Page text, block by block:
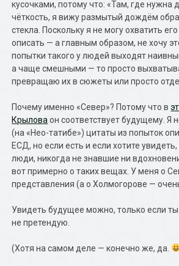
кусочками, потому что: «Там, где нужна
чёткость, я вижу размытый дождём
стекла. Поскольку я не могу охватить
описать — а главным образом, не хочу
попытки такого у людей выходят
а чаще смешными — то просто
превращаю их в сюжеты или просто
Почему именно «Север»? Потому что в
Крылова он соответствует будущему. Я
(на «Нео-татибе») цитаты из попыток
ЕСД, но если есть и если хотите
люди, никогда не знавшие ни
вот примерно о таких вещах. У меня о
представления (а о Холмогорове —
Увидеть будущее можно, только если ты
не претендую.
(Хотя на самом деле — конечно же, да.